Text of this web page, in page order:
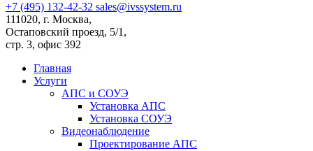
+7 (495) 132-42-32 sales@ivssystem.ru
111020, г. Москва,
Остаповский проезд, 5/1,
стр. 3, офис 392
Главная
Услуги
АПС и СОУЭ
Установка АПС
Установка СОУЭ
Видеонаблюдение
Проектирование АПС